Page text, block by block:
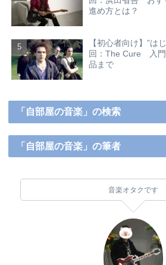
進め方とは？
【初心者向け】”は
回：The Cure 入門
品まで
「自部屋の音楽」の検索
「自部屋の音楽」の筆者
音楽オタクです